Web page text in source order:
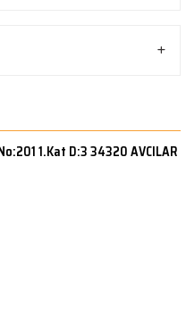
1.Kat D:3 34320 AVCILAR